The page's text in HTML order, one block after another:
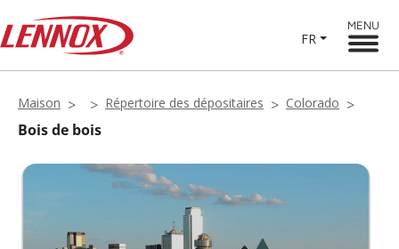
FR
MENU
Maison Répertoire des dépositaires Colorado
Bois de bois